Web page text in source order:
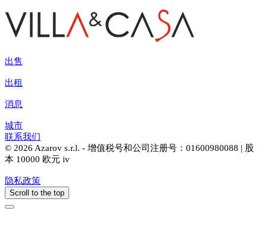
出售
出租
消息
城市
联系我们
© 2026 Azarov s.r.l. - 增值税号和公司注册号：01600980088 | 股
本 10000 欧元 iv
隐私政策
Scroll to the top